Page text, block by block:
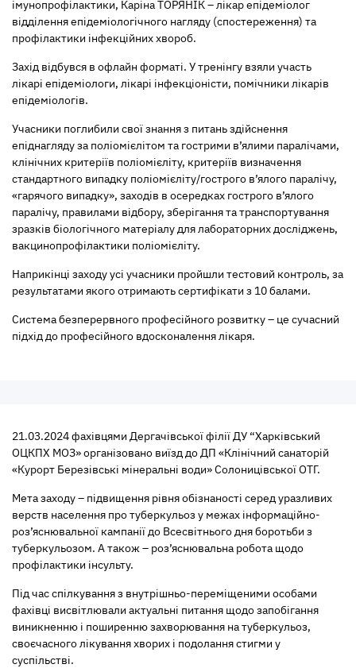
імунопрофілактики, Каріна ТОРЯНІК – лікар епідеміолог
відділення епідеміологічного нагляду (спостереження) та
профілактики інфекційних хвороб.
Захід відбувся в офлайн форматі. У тренінгу взяли участь
лікарі епідеміологи, лікарі інфекціоністи, помічники лікарів
епідеміологів.
Учасники поглибили свої знання з питань здійснення
епіднагляду за поліомієлітом та гострими в’ялими паралічами,
клінічних критеріїв поліомієліту, критеріїв визначення
стандартного випадку поліомієліту/гострого в’ялого паралічу,
«гарячого випадку», заходів в осередках гострого в’ялого
паралічу, правилами відбору, зберігання та транспортування
зразків біологічного матеріалу для лабораторних досліджень,
вакцинопрофілактики поліомієліту.
Наприкінці заходу усі учасники пройшли тестовий контроль, за
результатами якого отримають сертифікати з 10 балами.
Система безперервного професійного розвитку – це сучасний
підхід до професійного вдосконалення лікаря.
21.03.2024 фахівцями Дергачівської філії ДУ “Харківський
ОЦКПХ МОЗ» організовано виїзд до ДП «Клінічний санаторій
«Курорт Березівські мінеральні води» Солоницівської ОТГ.
Мета заходу – підвищення рівня обізнаності серед уразливих
верств населення про туберкульоз у межах інформаційно-
роз’яснювальної кампанії до Всесвітнього дня боротьби з
туберкульозом. А також – роз’яснювальна робота щодо
профілактики інсульту.
Під час спілкування з внутрішньо-переміщеними особами
фахівці висвітлювали актуальні питання щодо запобігання
виникненню і поширенню захворювання на туберкульоз,
своєчасного лікування хворих і подолання стигми у
суспільстві.